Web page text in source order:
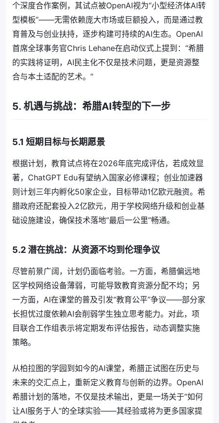
个深度合作案例，其试点被OpenAI视为“小型经济体AI转
型模板”——无需依赖庞大市场或巨额投入，而是通过教
育普及与创业扶持，逐步构建可持续的AI生态。OpenAI
首席全球事务官Chris Lehane在启动仪式上提到：“希腊
的实践将证明，AI民主化不仅是技术问题，更是资源整
合与本土适配的艺术。”
5. 机遇与挑战：希腊AI转型的下一步
5.1 短期目标与长期愿景
根据计划，教育试点将在2026年底完成评估，若成效显
著，ChatGPT Edu有望纳入国家必修课程；创业加速器
则计划三年内孵化50家企业，目标带动1亿欧元融资。希
腊政府还配套投入2亿欧元，用于学校网络升级和创业基
础设施建设，确保技术落地“最后一公里”畅通。
5.2 潜在挑战：从资源不均到伦理争议
尽管前景广阔，计划仍面临考验。一方面，希腊偏远地
区学校网络设备薄弱，可能导致教育资源分配不均；另
一方面，AI在课堂的普及引发“教育公平”争议——部分家
长担忧过度依赖AI会削弱学生独立思考能力。对此，项
目联合工作组表示将定期发布评估报告，动态调整实施
策略。
从柏拉图的学园到如今的AI课堂，希腊正试图在历史与
未来的交汇点上，重新定义教育与创新的边界。OpenAI
希腊计划的落地，不仅是技术输出，更是一场关于“如何
让AI服务于人”的全球实验——其经验或将为更多国家提